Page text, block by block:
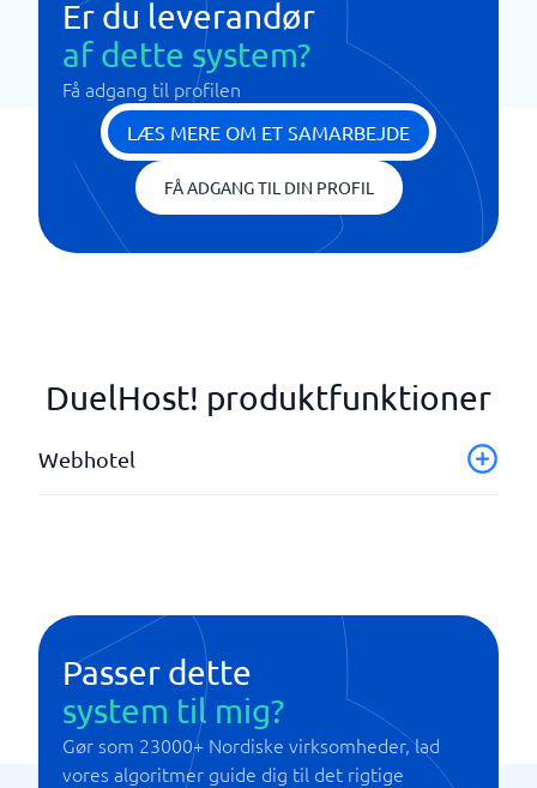
Er du leverandør
af dette system?
Få adgang til profilen
LÆS MERE OM ET SAMARBEJDE
FÅ ADGANG TIL DIN PROFIL
DuelHost! produktfunktioner
Webhotel
SSL/TLS
Passer dette
system til mig?
Gør som 23000+ Nordiske virksomheder, lad
vores algoritmer guide dig til det rigtige